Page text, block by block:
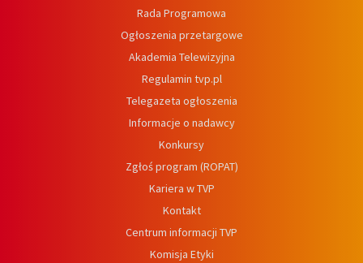
Rada Programowa
Ogłoszenia przetargowe
Akademia Telewizyjna
Regulamin tvp.pl
Telegazeta ogłoszenia
Informacje o nadawcy
Konkursy
Zgłoś program (ROPAT)
Kariera w TVP
Kontakt
Centrum informacji TVP
Komisja Etyki